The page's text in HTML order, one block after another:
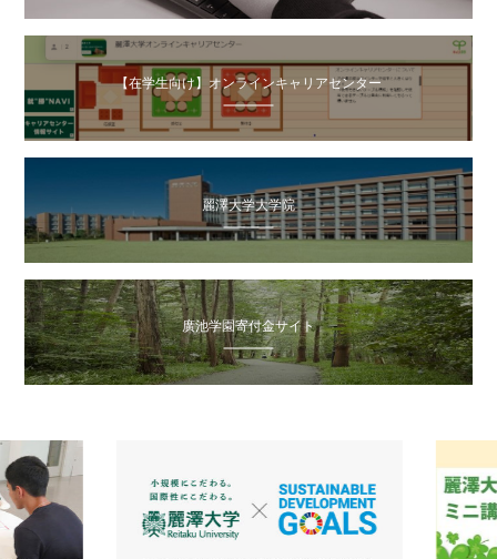
【在学生向け】オンラインキャリアセンター
麗澤大学大学院
廣池学園寄付金サイト